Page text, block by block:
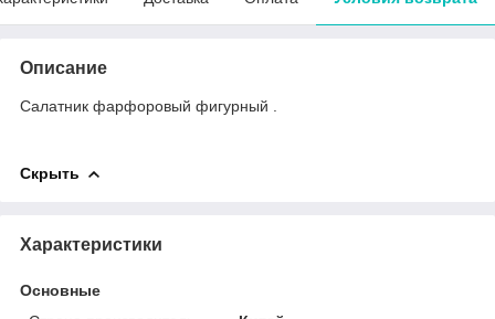
Описание
Салатник фарфоровый фигурный .
Скрыть
Характеристики
Основные